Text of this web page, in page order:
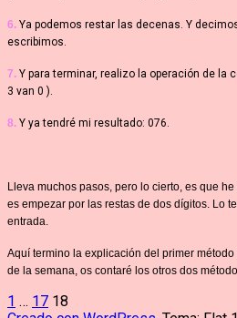
6. Ya podemos restar las decenas. Y
escribimos.
7. Y para terminar, realizo la operación de la
3 van 0 ).
8. Y ya tendré mi resultado: 076.
Lleva muchos pasos, pero lo cierto, es que
es empezar por las restas de dos dígitos. Lo
entrada.
Aquí termino la explicación del primer
de la semana, os contaré los otros dos
Paginación
1 … 17 18